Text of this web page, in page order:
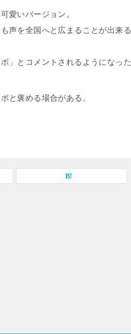
愛いバージョン。
声を全国へと広まることが出来
」とコメントされるようになった
と褒める場合がある。